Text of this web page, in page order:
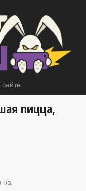
пицца,
на